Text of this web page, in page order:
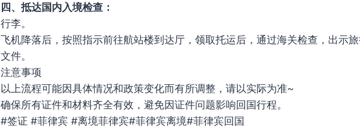
四、抵达国内入境检查：
行李。
飞机降落后，按照指示前往航站楼到达厅，领取托运后，通过海关检查，出示
文件。
注意事项
以上流程可能因具体情况和政策变化而有所调整，请以实际为准~
确保所有证件和材料齐全有效，避免因证件问题影响回国行程。
#签证 #菲律宾 #离境菲律宾#菲律宾离境#菲律宾回国